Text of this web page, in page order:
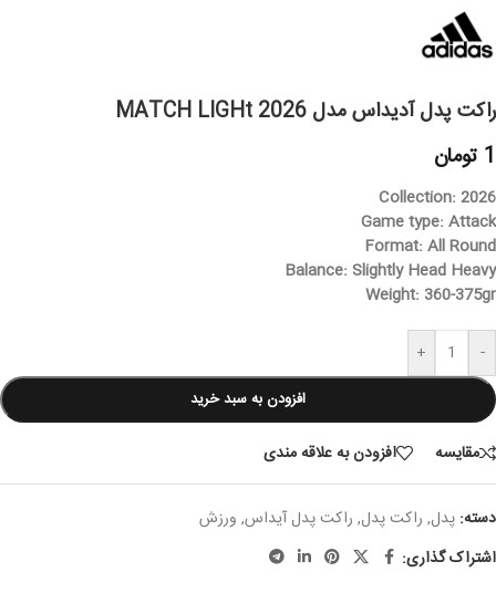
راکت پدل آدیداس مدل MATCH LIGHt 2026
1 تومان
Collection: 2026
Game type: Attack
Format: All Round
Balance: Slightly Head Heavy
Weight: 360-375gr
-
+
افزودن به سبد خرید
مقایسه افزودن به علاقه مندی
دسته: پدل, راکت پدل, راکت پدل آیداس, ورزش
اشتراک گذاری: